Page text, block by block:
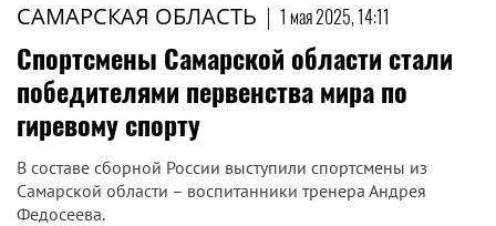
САМАРСКАЯ ОБЛАСТЬ | 1 мая 2025, 14:11
Спортсмены Самарской области стали
победителями первенства мира по
гиревому спорту
В составе сборной России выступили спортсмены из
Самарской области – воспитанники тренера Андрея
Федосеева.